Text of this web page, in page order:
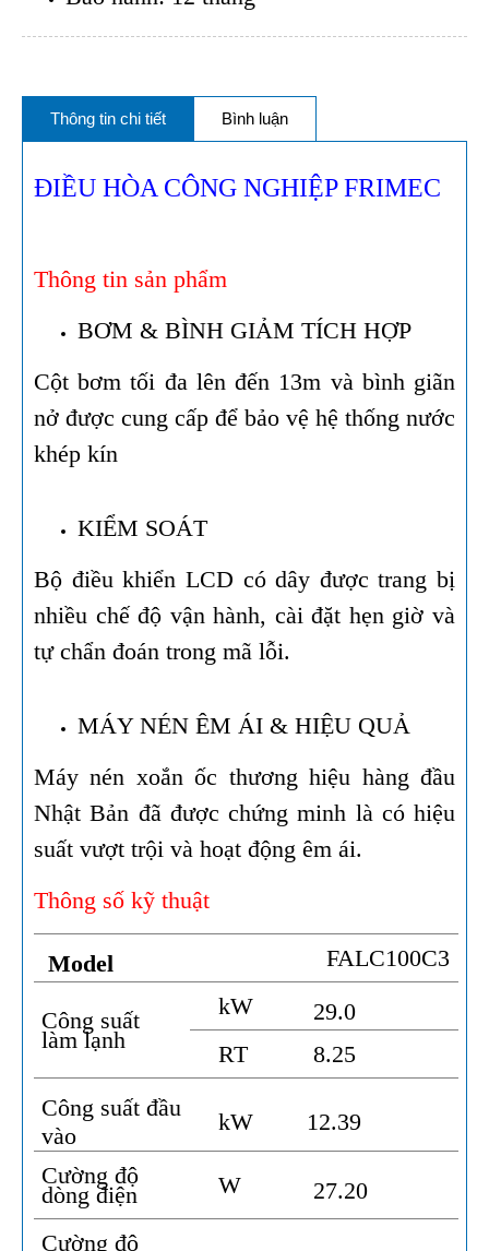
Thông tin chi tiết Bình luận
ĐIỀU HÒA CÔNG NGHIỆP FRIMEC
Thông tin sản phẩm
BƠM & BÌNH GIẢM TÍCH HỢP
Cột bơm tối đa lên đến 13m và bình giãn
nở được cung cấp để bảo vệ hệ thống nước
khép kín
KIỂM SOÁT
Bộ điều khiển LCD có dây được trang bị
nhiều chế độ vận hành, cài đặt hẹn giờ và
tự chẩn đoán trong mã lỗi.
MÁY NÉN ÊM ÁI & HIỆU QUẢ
Máy nén xoắn ốc thương hiệu hàng đầu
Nhật Bản đã được chứng minh là có hiệu
suất vượt trội và hoạt động êm ái.
Thông số kỹ thuật
Model FALC100C3
Công suất
làm lạnh
kW
29.0
RT
8.25
Công suất đầu
vào
kW
12.39
Cường độ
dòng điện W
27.20
Cường độ